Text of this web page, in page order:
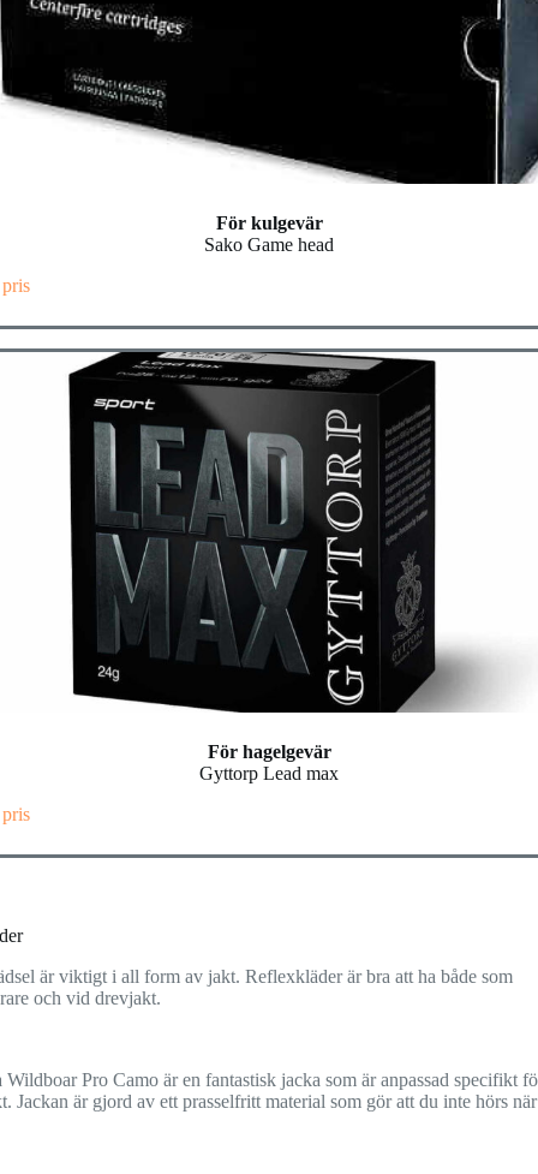
För kulgevär
Sako Game head
För hagelgevär
Gyttorp Lead max
är viktigt i all form av jakt. Reflexkläder är bra att ha både som
och vid drevjakt.
Pro Camo är en fantastisk jacka som är anpassad specifikt
Jackan är gjord av ett prasselfritt material som gör att du inte hörs